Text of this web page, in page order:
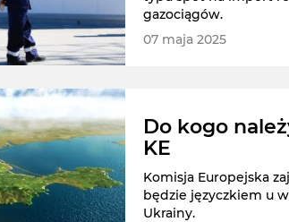
gazociągów.
07 maja 2025
Do kogo
KE
Komisja Europejska
będzie języczkiem u
Ukrainy.